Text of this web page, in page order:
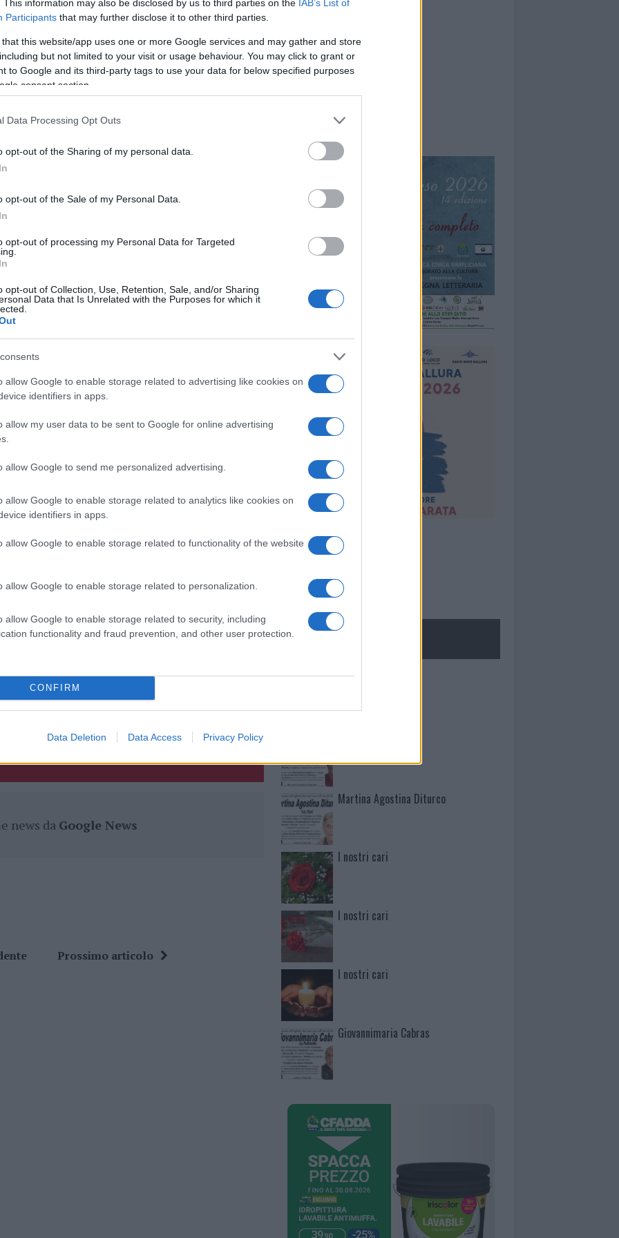
This information may also be disclosed by us to third parties on the IAB’s List of
Participants that may further disclose it to other third parties.
that this website/app uses one or more Google services and may gather and store
but not limited to your visit or usage behaviour. You may click to grant or
to Google and its third-party tags to use your data for below specified purposes
consent section.
Data Processing Opt Outs
opt-out of the Sharing of my personal data.
opt-out of the Sale of my Personal Data.
opt-out of processing my Personal Data for Targeted
opt-out of Collection, Use, Retention, Sale, and/or Sharing
Data that Is Unrelated with the Purposes for which it
allow Google to enable storage related to advertising like cookies on
identifiers in apps.
allow my user data to be sent to Google for online advertising
allow Google to send me personalized advertising.
allow Google to enable storage related to analytics like cookies on
identifiers in apps.
allow Google to enable storage related to functionality of the website
allow Google to enable storage related to personalization.
allow Google to enable storage related to security, including
functionality and fraud prevention, and other user protection.
CONFIRM
Data Deletion Data Access Privacy Policy
Totti, l’Olbia assume uno psicologo e
di Francesco Totti e Ilary Blasi, ha
Lo ha fatto sapere il direttore
da Sportitalia. “
– ha dichiarato -. Ha ottime qualità e la
Totti e Ilary Blasi”.
un raccomandato, anche se non gioca in
a fare il calciatore, si allena tutto il giorno
Corda -. Ci vorrà del tempo per vederlo
ad altri calciatori di categorie
senso dirlo a 19 anni, sicuramente lui è
nella sezioneLogin
Cristian Totti Olbia Calcio
Notizie Olbia
di GalluraOggi.it
i tuoi video e le tue foto
+39 345 356 7512
news da Google News
Prossimo articolo
Mario Malu
Martina Agostina Diturco
I nostri cari
I nostri cari
I nostri cari
Giovannimaria Cabras